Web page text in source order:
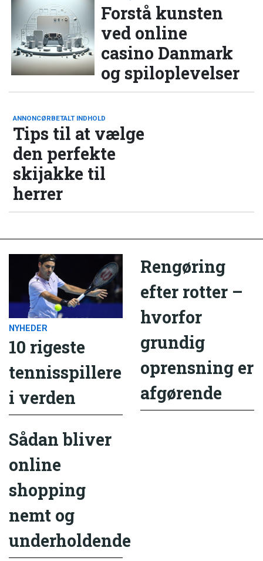
Forstå kunsten
ved online
casino Danmark
og spiloplevelser
ANNONCØRBETALT INDHOLD
Tips til at vælge
den perfekte
skijakke til
herrer
NYHEDER
10 rigeste
tennisspillere
i verden
Rengøring
efter rotter –
hvorfor
grundig
oprensning er
afgørende
Sådan bliver
online
shopping
nemt og
underholdende